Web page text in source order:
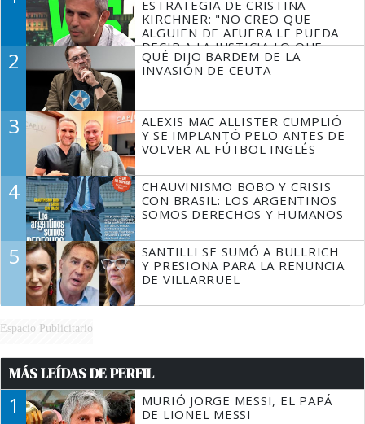
ESTRATEGIA DE CRISTINA
KIRCHNER: "NO CREO QUE
ALGUIEN DE AFUERA LE PUEDA
DECIR A LA JUSTICIA LO QUE
TIENE QUE HACER"
2
QUÉ DIJO BARDEM DE LA
INVASIÓN DE CEUTA
3
ALEXIS MAC ALLISTER CUMPLIÓ
Y SE IMPLANTÓ PELO ANTES DE
VOLVER AL FÚTBOL INGLÉS
4
CHAUVINISMO BOBO Y CRISIS
CON BRASIL: LOS ARGENTINOS
SOMOS DERECHOS Y HUMANOS
5
SANTILLI SE SUMÓ A BULLRICH
Y PRESIONA PARA LA RENUNCIA
DE VILLARRUEL
Espacio Publicitario
MÁS LEÍDAS DE PERFIL
1
MURIÓ JORGE MESSI, EL PAPÁ
DE LIONEL MESSI